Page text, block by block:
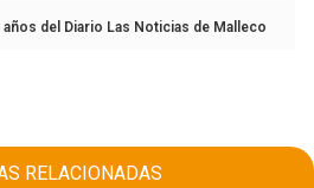
del Diario Las Noticias de Malleco
RELACIONADAS